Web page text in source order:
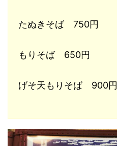
たぬきそば 750円
もりそば 650円
げそ天もりそば 900円